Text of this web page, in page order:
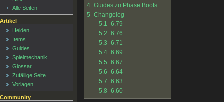
4 Guides zu Phase Boots
5 Changelog
5.1
6.79
5.2 6.76
5.3 6.71
5.4 6.69
5.5 6.67
5.6 6.64
5.7 6.63
5.8 6.60
Alle Seiten
Artikel
Helden
Items
Guides
Spielmechanik
Glossar
Zufällige Seite
Vorlagen
Community